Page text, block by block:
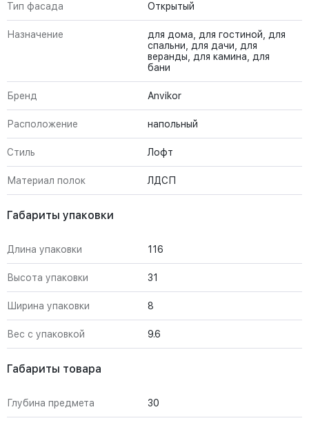
Тип фасада Открытый
Назначение
для дома, для гостиной, для
спальни, для дачи, для
веранды, для камина, для
бани
Бренд Anvikor
Расположение напольный
Стиль Лофт
Материал полок ЛДСП
Габариты упаковки
Длина упаковки 116
Высота упаковки 31
Ширина упаковки 8
Вес с упаковкой 9.6
Габариты товара
Глубина предмета 30